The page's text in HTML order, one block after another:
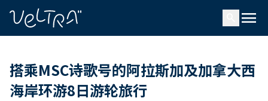
menu
搭乘MSC诗歌号的阿拉斯加及加拿大西
海岸环游8日游轮旅行